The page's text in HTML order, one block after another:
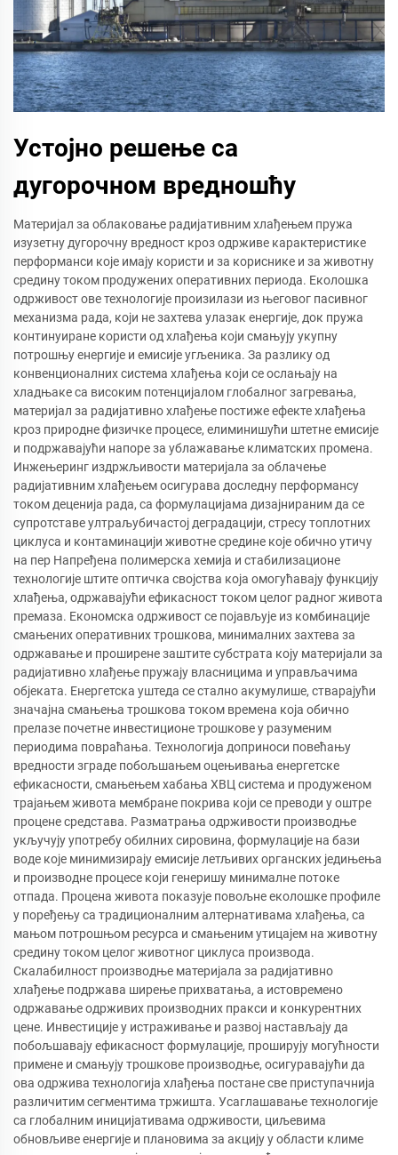
Устојно решење са
дугорочном вредношћу
Материјал за облаковање радијативним хлађењем пружа
изузетну дугорочну вредност кроз одрживе карактеристике
перформанси које имају користи и за кориснике и за животну
средину током продужених оперативних периода. Еколошка
одрживост ове технологије произилази из његовог пасивног
механизма рада, који не захтева улазак енергије, док пружа
континуиране користи од хлађења који смањују укупну
потрошњу енергије и емисије угљеника. За разлику од
конвенционалних система хлађења који се ослањају на
хладњаке са високим потенцијалом глобалног загревања,
материјал за радијативно хлађење постиже ефекте хлађења
кроз природне физичке процесе, елиминишући штетне емисије
и подржавајући напоре за ублажавање климатских промена.
Инжењеринг издржљивости материјала за облачење
радијативним хлађењем осигурава доследну перформансу
током деценија рада, са формулацијама дизајнираним да се
супротставе ултраљубичастој деградацији, стресу топлотних
циклуса и контаминацији животне средине које обично утичу
на пер Напређена полимерска хемија и стабилизационе
технологије штите оптичка својства која омогућавају функцију
хлађења, одржавајући ефикасност током целог радног живота
премаза. Економска одрживост се појављује из комбинације
смањених оперативних трошкова, минималних захтева за
одржавање и проширене заштите субстрата коју материјали за
радијативно хлађење пружају власницима и управљачима
објеката. Енергетска уштеда се стално акумулише, стварајући
значајна смањења трошкова током времена која обично
прелазе почетне инвестиционе трошкове у разуменим
периодима повраћања. Технологија доприноси повећању
вредности зграде побољшањем оцењивања енергетске
ефикасности, смањењем хабања ХВЦ система и продуженом
трајањем живота мембране покрива који се преводи у оштре
процене средстава. Разматрања одрживости производње
укључују употребу обилних сировина, формулације на бази
воде које минимизирају емисије летљивих органских једињења
и производне процесе који генеришу минималне потоке
отпада. Процена живота показује повољне еколошке профиле
у поређењу са традиционалним алтернативама хлађења, са
мањом потрошњом ресурса и смањеним утицајем на животну
средину током целог животног циклуса производа.
Скалабилност производње материјала за радијативно
хлађење подржава ширење прихватања, а истовремено
одржавање одрживих производних пракси и конкурентних
цене. Инвестиције у истраживање и развој настављају да
побољшавају ефикасност формулације, проширују могућности
примене и смањују трошкове производње, осигуравајући да
ова одржива технологија хлађења постане све приступачнија
различитим сегментима тржишта. Усаглашавање технологије
са глобалним иницијативама одрживости, циљевима
обновљиве енергије и плановима за акцију у области климе